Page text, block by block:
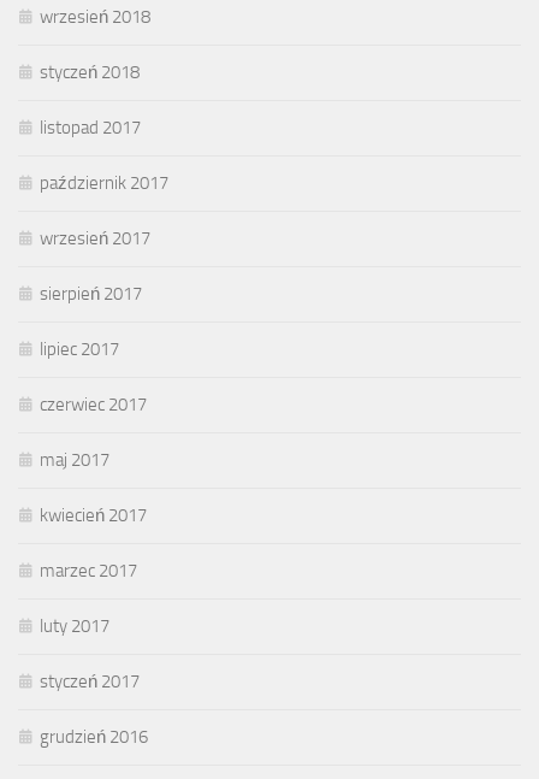
wrzesień 2018
styczeń 2018
listopad 2017
październik 2017
wrzesień 2017
sierpień 2017
lipiec 2017
czerwiec 2017
maj 2017
kwiecień 2017
marzec 2017
luty 2017
styczeń 2017
grudzień 2016